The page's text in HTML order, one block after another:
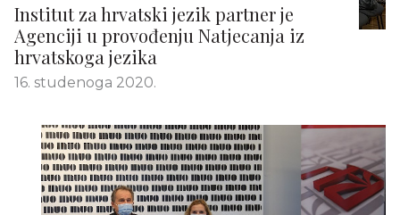
Institut za hrvatski jezik partner je
Agenciji u provođenju Natjecanja iz
hrvatskoga jezika
16. studenoga 2020.